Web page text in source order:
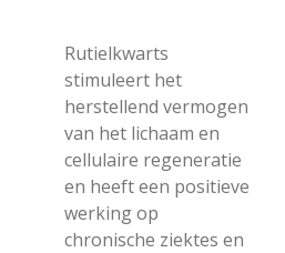
Rutielkwarts
stimuleert het
herstellend vermogen
van het lichaam en
cellulaire regeneratie
en heeft een positieve
werking op
chronische ziektes en